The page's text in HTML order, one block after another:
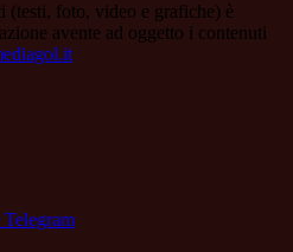
(testi, foto, video e grafiche) è
avente ad oggetto i contenuti
Telegram